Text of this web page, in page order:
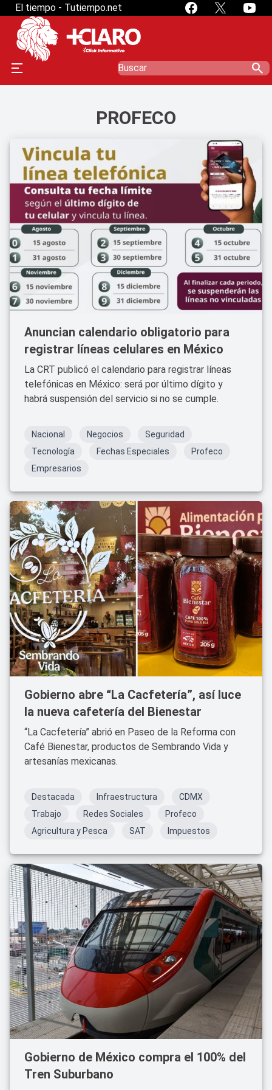
El tiempo - Tutiempo.net
search
PROFECO
Anuncian calendario obligatorio para
registrar líneas celulares en México
La CRT publicó el calendario para registrar líneas
telefónicas en México: será por último dígito y
habrá suspensión del servicio si no se cumple.
Nacional Negocios
Seguridad
Tecnología
Fechas Especiales
Profeco
Empresarios
Gobierno abre “La Cacfetería”, así luce
la nueva cafetería del Bienestar
“La Cacfetería” abrió en Paseo de la Reforma con
Café Bienestar, productos de Sembrando Vida y
artesanías mexicanas.
Destacada Infraestructura
CDMX
Trabajo
Redes Sociales
Profeco
Agricultura y Pesca
SAT Impuestos
Gobierno de México compra el 100% del
Tren Suburbano